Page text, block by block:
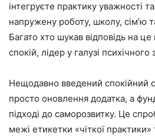
інтегруєте практику уважності
напружену роботу, школу, сім’ю
Багато хто шукав відповідь на це
спокій, лідер у галузі
Нещодавно введений спокійний
просто оновлення додатка, а
підході до саморозвитку. Це
межі етикетки «чіткої практики»